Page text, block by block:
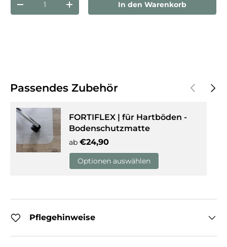
Menge verringernMenge erhöhenIn den Warenkorb
Passendes Zubehör Vorherige
FORTIFLEX | für Hartböden -
Bodenschutzmatte
ab Normaler Preis
€24,90
Optionen auswählen
Pflegehinweise